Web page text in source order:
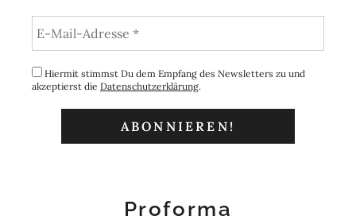
Hiermit stimmst Du dem Empfang des Newsletters zu und
akzeptierst die Datenschutzerklärung.
Proforma